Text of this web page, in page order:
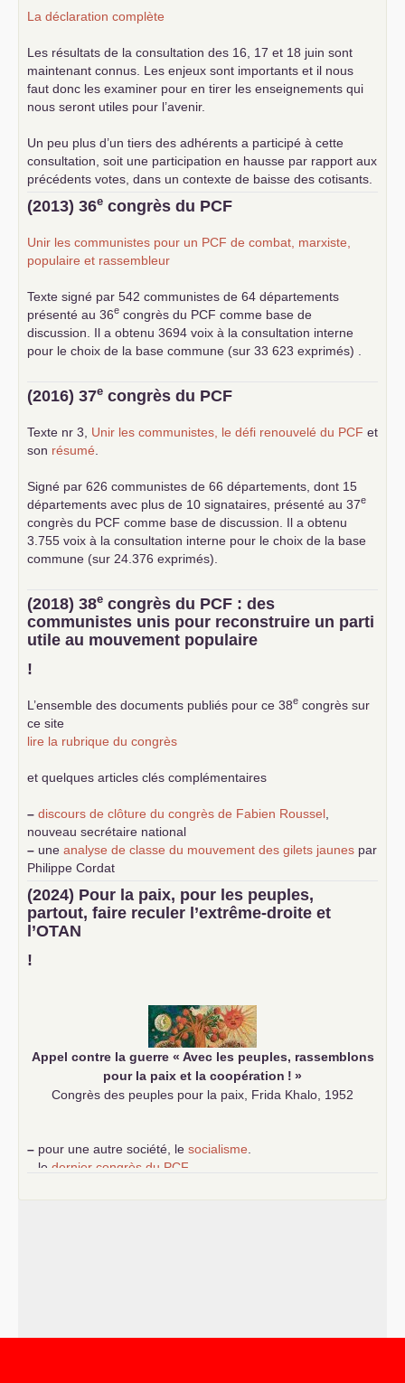
La déclaration complète
Les résultats de la consultation des 16, 17 et 18 juin sont
maintenant connus. Les enjeux sont importants et il nous
faut donc les examiner pour en tirer les enseignements qui
nous seront utiles pour l’avenir.
Un peu plus d’un tiers des adhérents a participé à cette
consultation, soit une participation en hausse par rapport aux
précédents votes, dans un contexte de baisse des cotisants.
... lire la suite
(2013) 36e congrès du PCF
Unir les communistes pour un PCF de combat, marxiste,
populaire et rassembleur
Texte signé par 542 communistes de 64 départements
présenté au 36e congrès du PCF comme base de
discussion. Il a obtenu 3694 voix à la consultation interne
pour le choix de la base commune (sur 33 623 exprimés) .
(2016) 37e congrès du PCF
Texte nr 3, Unir les communistes, le défi renouvelé du PCF et
son résumé
Signé par 626 communistes de 66 départements, dont 15
départements avec plus de 10 signataires, présenté au 37e
congrès du PCF comme base de discussion. Il a obtenu
3.755 voix à la consultation interne pour le choix de la base
commune (sur 24.376 exprimés).
(2018) 38e congrès du PCF : des
communistes unis pour reconstruire un parti
utile au mouvement populaire
!
L’ensemble des documents publiés pour ce 38e congrès sur
ce site
lire la rubrique du congrès
et quelques articles clés complémentaires
– discours de clôture du congrès de Fabien Roussel
nouveau secrétaire national
– une analyse de classe du mouvement des gilets jaunes par
Philippe Cordat
–
un texte de Jean-Claude Delaunay
le marxisme est la
science sociale de notre temps
–un appel proposé aux partis communistes et ouvrier
d’Europe
–
(2024) Pour la paix, pour les peuples,
partout, faire reculer l’extrême-droite et
l’OTAN
!
Appel contre la guerre « Avec les peuples, rassemblons
pour la paix et la coopération ! »
Congrès des peuples pour la paix, Frida Khalo, 1952
– pour une autre société, le socialisme
le dernier congrès du PCF